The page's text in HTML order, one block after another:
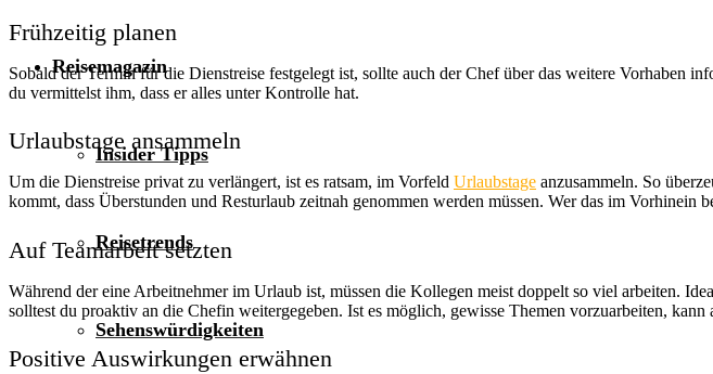
Reisemagazin
Insider Tipps
Reisetrends
Sehenswürdigkeiten
Frühzeitig planen
Sobald der Termin für die Dienstreise festgelegt ist, sollte auch der Chef über das weitere Vorhaben
du vermittelst ihm, dass er alles unter Kontrolle hat.
Urlaubstage ansammeln
Um die Dienstreise privat zu verlängert, ist es ratsam, im Vorfeld Urlaubstage anzusammeln. So
kommt, dass Überstunden und Resturlaub zeitnah genommen werden müssen. Wer das im
Auf Teamarbeit setzten
Während der eine Arbeitnehmer im Urlaub ist, müssen die Kollegen meist doppelt so viel arbeiten.
solltest du proaktiv an die Chefin weitergegeben. Ist es möglich, gewisse Themen vorzuarbeiten,
Positive Auswirkungen erwähnen